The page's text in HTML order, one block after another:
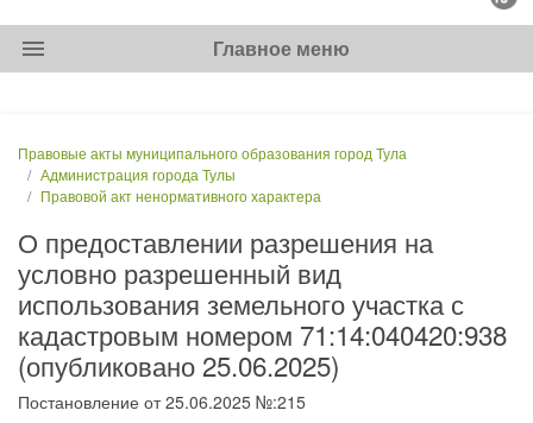
menu Главное меню
Правовые акты муниципального образования город Тула
Администрация города Тулы
Правовой акт ненормативного характера
О предоставлении разрешения на
условно разрешенный вид
использования земельного участка с
кадастровым номером 71:14:040420:938
(опубликовано 25.06.2025)
Постановление от 25.06.2025 №:215